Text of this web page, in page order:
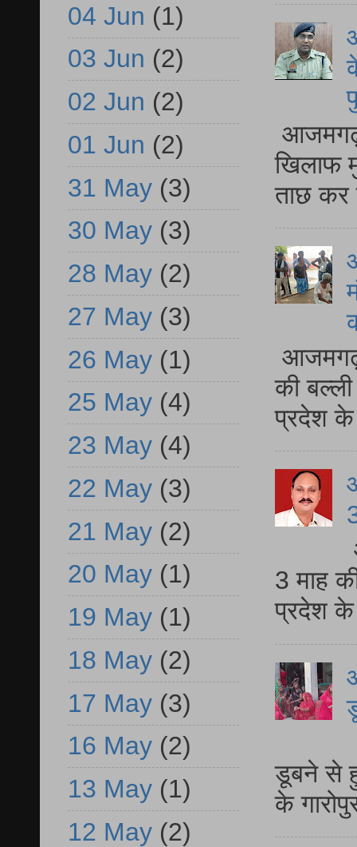
आजमगढ़
खिलाफ
ताछ कर
आजमगढ़
की
प्रदेश
3 माह
प्रदेश
डूबने से
के
04 Jun (1)
03 Jun (2)
02 Jun (2)
01 Jun (2)
31 May (3)
30 May (3)
28 May (2)
27 May (3)
26 May (1)
25 May (4)
23 May (4)
22 May (3)
21 May (2)
20 May (1)
19 May (1)
18 May (2)
17 May (3)
16 May (2)
13 May (1)
12 May (2)